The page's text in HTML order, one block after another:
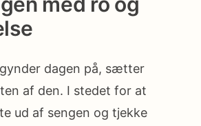
dagen på, sætter
af den. I stedet for at
ud af sengen og tjekke